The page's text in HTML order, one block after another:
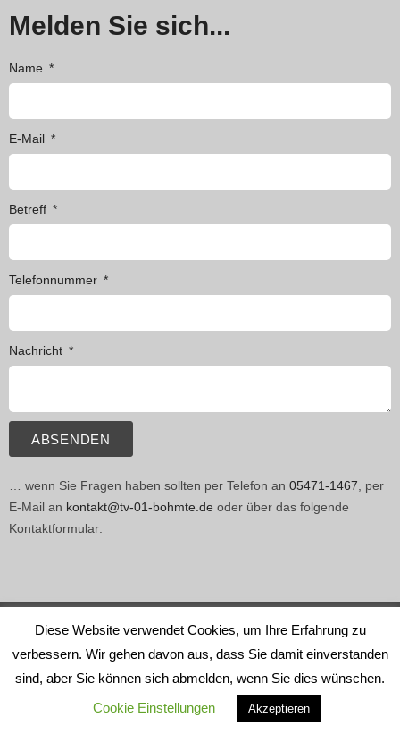
Melden Sie sich...
Name
E-Mail
Betreff
Telefonnummer
Nachricht
ABSENDEN
… wenn Sie Fragen haben sollten per Telefon an 05471-1467 , per
E-Mail an kontakt@tv-01-bohmte.de oder über das folgende
Kontaktformular:
Zur Ovelgönne 19 | 49163 Bohmte
Copyright © 2020 – TV 01 Bohmte e.V.
Diese Website verwendet Cookies, um Ihre Erfahrung zu
verbessern. Wir gehen davon aus, dass Sie damit einverstanden
sind, aber Sie können sich abmelden, wenn Sie dies wünschen.
Cookie Einstellungen
Akzeptieren